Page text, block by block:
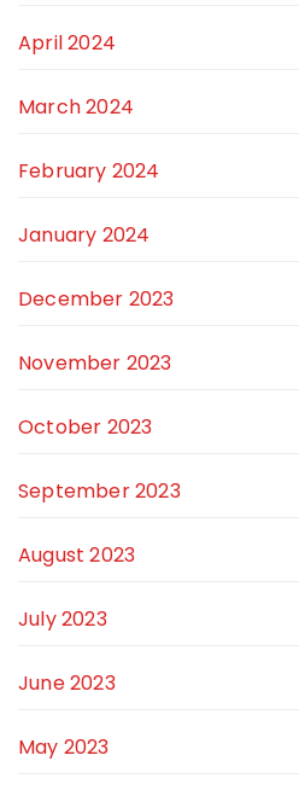
April 2024
March 2024
February 2024
January 2024
December 2023
November 2023
October 2023
September 2023
August 2023
July 2023
June 2023
May 2023